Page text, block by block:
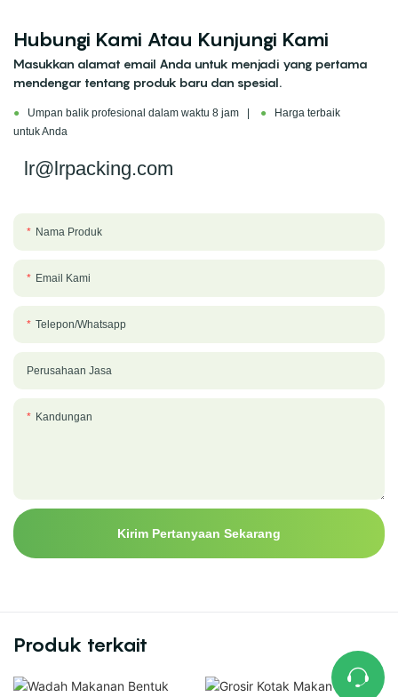
Hubungi Kami Atau Kunjungi Kami
Masukkan alamat email Anda untuk menjadi yang pertama
mendengar tentang produk baru dan spesial.
● Umpan balik profesional dalam waktu 8 jam | ●
Harga terbaik
untuk Anda
lr@lrpacking.com
Nama Produk
Email Kami
Telepon/whatsapp
Perusahaan Jasa
Kandungan
Kirim Pertanyaan Sekarang
Produk terkait